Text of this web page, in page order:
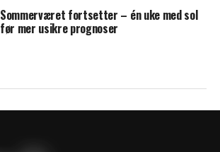
Sommerværet fortsetter – én uke med sol
før mer usikre prognoser